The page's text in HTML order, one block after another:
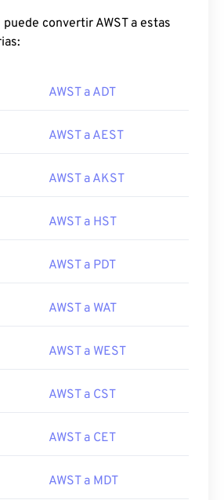
convertir AWST a estas
AWST a ADT
AWST a AEST
AWST a AKST
AWST a HST
AWST a PDT
AWST a WAT
AWST a WEST
AWST a CST
AWST a CET
AWST a MDT